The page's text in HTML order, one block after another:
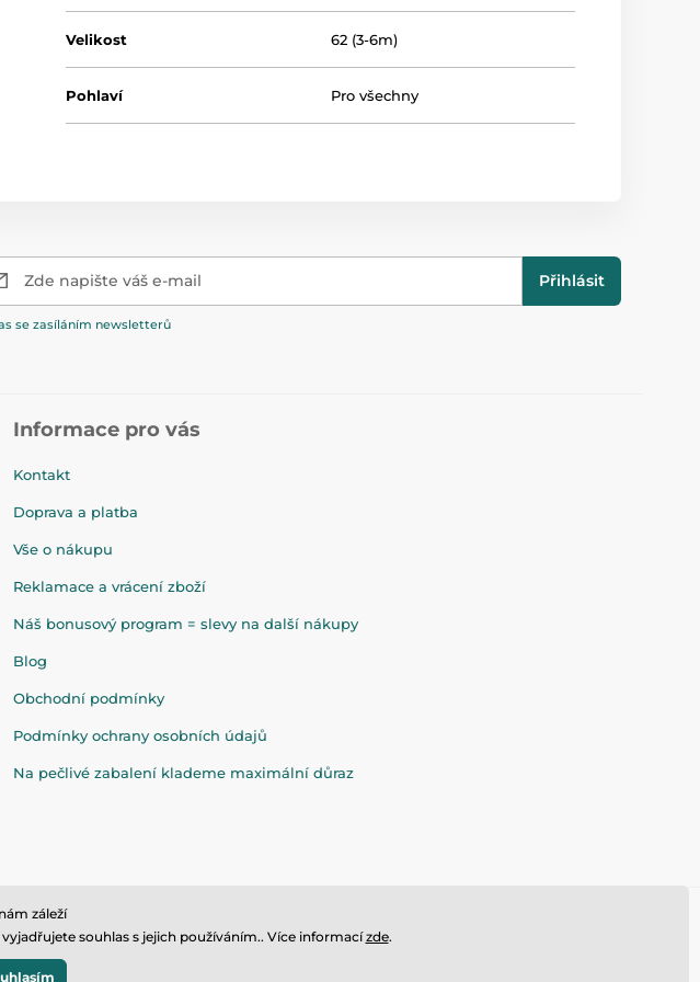
Velikost 62 (3-6m)
Pohlaví Pro všechny
Zde napište váš e-mail Přihlásit
se zasíláním newsletterů
Informace pro vás
Kontakt
Doprava a platba
Vše o nákupu
Reklamace a vrácení zboží
Náš bonusový program = slevy na další nákupy
Blog
Obchodní podmínky
Podmínky ochrany osobních údajů
Na pečlivé zabalení klademe maximální důraz
vytvořilaSIMPLIA.cz
záleží
souhlas s jejich používáním.. Více informacízde.